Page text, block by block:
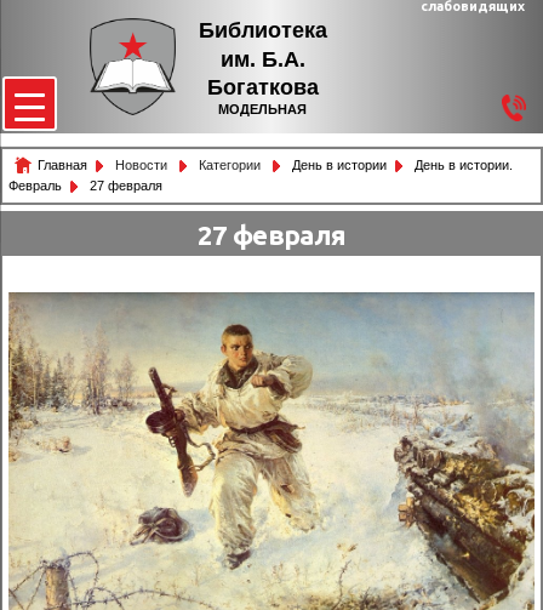
Библиотека
им. Б.А.
Богаткова
МОДЕЛЬНАЯ
слабовидящих
Главная Новости Категории День в истории
День в истории.
Февраль
27 февраля
27 февраля